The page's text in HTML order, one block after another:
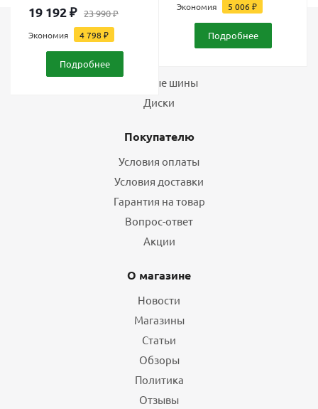
19 192₽ 23 990₽
Экономия 4 798 ₽
Подробнее
Экономия 5 006₽
Подробнее
Грузовые шины
Диски
Покупателю
Условия оплаты
Условия доставки
Гарантия на товар
Вопрос-ответ
Акции
О магазине
Новости
Магазины
Статьи
Обзоры
Политика
Отзывы